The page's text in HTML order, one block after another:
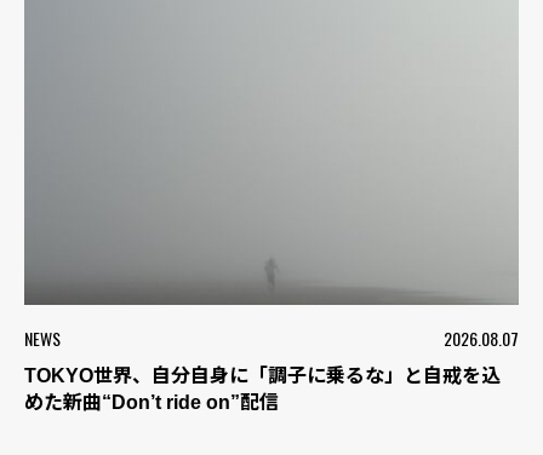
NEWS 2026.08.07
TOKYO世界、自分自身に「調子に乗るな」と自戒を込
めた新曲“Don’t ride on”配信